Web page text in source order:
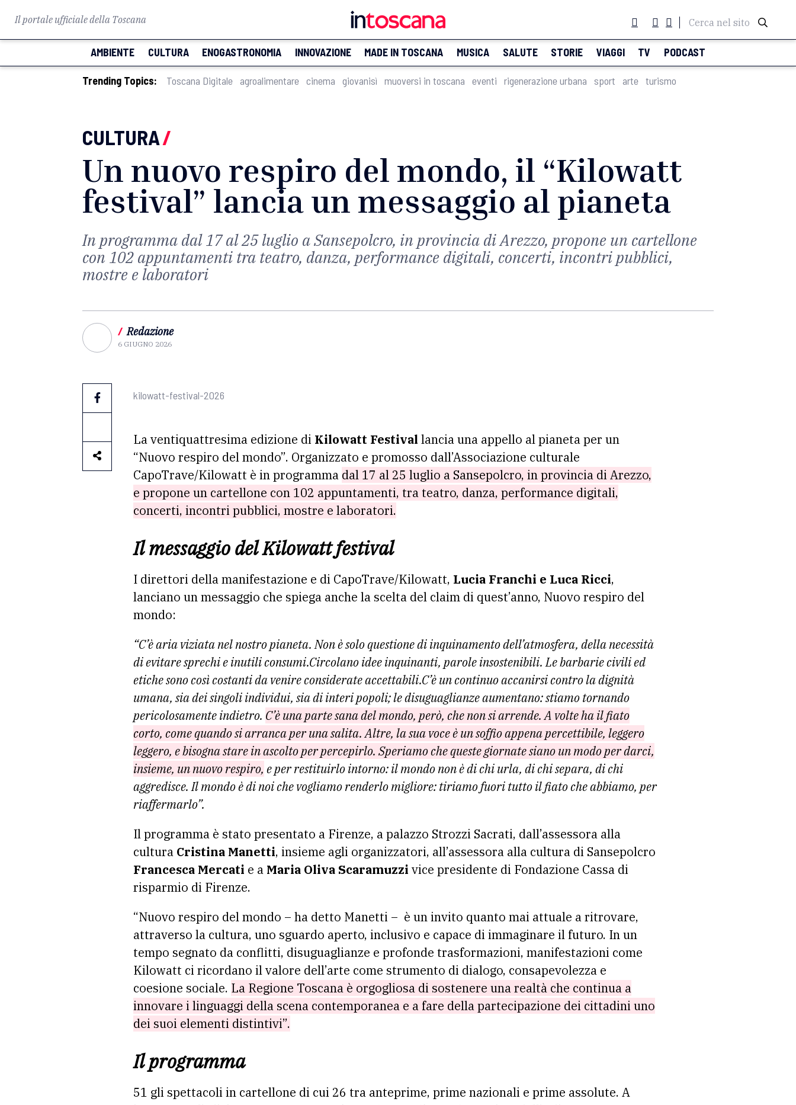
Il portale ufficiale della Toscana Cerca nel sito
AMBIENTE CULTURA ENOGASTRONOMIA INNOVAZIONE MADE IN TOSCANA MUSICA SALUTE STORIE VIAGGI TV PODCAST
Trending Topics: Toscana Digitale agroalimentare cinema giovanisì muoversi in toscana eventi rigenerazione urbana sport arte turismo
CULTURA/
Un nuovo respiro del mondo, il “Kilowatt
festival” lancia un messaggio al pianeta
In programma dal 17 al 25 luglio a Sansepolcro, in provincia di Arezzo, propone un cartellone
con 102 appuntamenti tra teatro, danza, performance digitali, concerti, incontri pubblici,
mostre e laboratori
/ Redazione
6 GIUGNO 2026
kilowatt-festival-2026
La ventiquattresima edizione di Kilowatt Festival lancia una appello al pianeta per un
“Nuovo respiro del mondo”. Organizzato e promosso dall’Associazione culturale
CapoTrave/Kilowatt è in programma dal 17 al 25 luglio a Sansepolcro, in provincia di Arezzo,
e propone un cartellone con 102 appuntamenti, tra teatro, danza, performance digitali,
concerti, incontri pubblici, mostre e laboratori.
Il messaggio del Kilowatt festival
I direttori della manifestazione e di CapoTrave/Kilowatt, Lucia Franchi e Luca Ricci,
lanciano un messaggio che spiega anche la scelta del claim di quest’anno, Nuovo respiro del
mondo:
“C’è aria viziata nel nostro pianeta. Non è solo questione di inquinamento dell’atmosfera, della necessità
di evitare sprechi e inutili consumi.Circolano idee inquinanti, parole insostenibili. Le barbarie civili ed
etiche sono così costanti da venire considerate accettabili.C’è un continuo accanirsi contro la dignità
umana, sia dei singoli individui, sia di interi popoli; le disuguaglianze aumentano: stiamo tornando
pericolosamente indietro. C’è una parte sana del mondo, però, che non si arrende. A volte ha il fiato
corto, come quando si arranca per una salita. Altre, la sua voce è un soffio appena percettibile, leggero
leggero, e bisogna stare in ascolto per percepirlo. Speriamo che queste giornate siano un modo per darci,
insieme, un nuovo respiro, e per restituirlo intorno: il mondo non è di chi urla, di chi separa, di chi
aggredisce.Il mondo è di noi che vogliamo renderlo migliore: tiriamo fuori tutto il fiato che abbiamo, per
riaffermarlo”.
Il programma è stato presentato a Firenze, a palazzo Strozzi Sacrati, dall’assessora alla
cultura Cristina Manetti, insieme agli organizzatori, all’assessora alla cultura di Sansepolcro
Francesca Mercati e a Maria Oliva Scaramuzzi vice presidente di Fondazione Cassa di
risparmio di Firenze.
“Nuovo respiro del mondo – ha detto Manetti – è un invito quanto mai attuale a ritrovare,
attraverso la cultura, uno sguardo aperto, inclusivo e capace di immaginare il futuro. In un
tempo segnato da conflitti, disuguaglianze e profonde trasformazioni, manifestazioni come
Kilowatt ci ricordano il valore dell’arte come strumento di dialogo, consapevolezza e
coesione sociale. La Regione Toscana è orgogliosa di sostenere una realtà che continua a
innovare i linguaggi della scena contemporanea e a fare della partecipazione dei cittadini uno
dei suoi elementi distintivi”.
Il programma
51 gli spettacoli in cartellone di cui 26 tra anteprime, prime nazionali e prime assolute. A